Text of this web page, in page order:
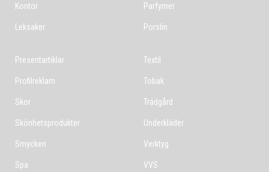
Kontor
Leksaker
Parfymer
Porslin
Presentartiklar
Profilreklam
Skor
Skönhetsprodukter
Smycken
Spa
Textil
Tobak
Trädgård
Underkläder
Verktyg
VVS